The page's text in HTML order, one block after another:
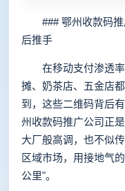
### 鄂州收款码推
后推手
在移动支付渗透率
摊、奶茶店、五金店
到，这些二维码背后
州收款码推广公司正
大厂般高调，也不似
区域市场，用接地气
公里"。